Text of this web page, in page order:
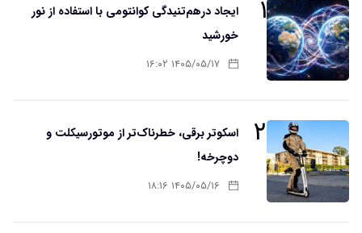
۱
ایجاد درهم‌تنیدگی کوانتومی با استفاده از نور
خورشید
۱۴۰۵/۰۵/۱۷ ۱۶:۰۲
۲
اسکوتر برقی، خطرناک‌تر از موتورسیکلت و
دوچرخه!
۱۴۰۵/۰۵/۱۶ ۱۸:۱۶